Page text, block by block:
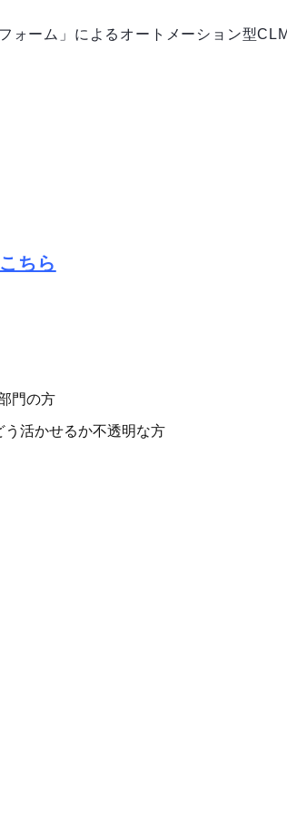
ォーム」によるオートメーション型
ちら
門の方
活かせるか不透明な方